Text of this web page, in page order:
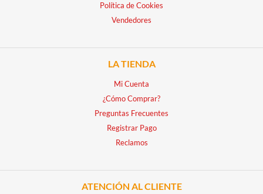
Política de Cookies
Vendedores
LA TIENDA
Mi Cuenta
¿Cómo Comprar?
Preguntas Frecuentes
Registrar Pago
Reclamos
ATENCIÓN AL CLIENTE